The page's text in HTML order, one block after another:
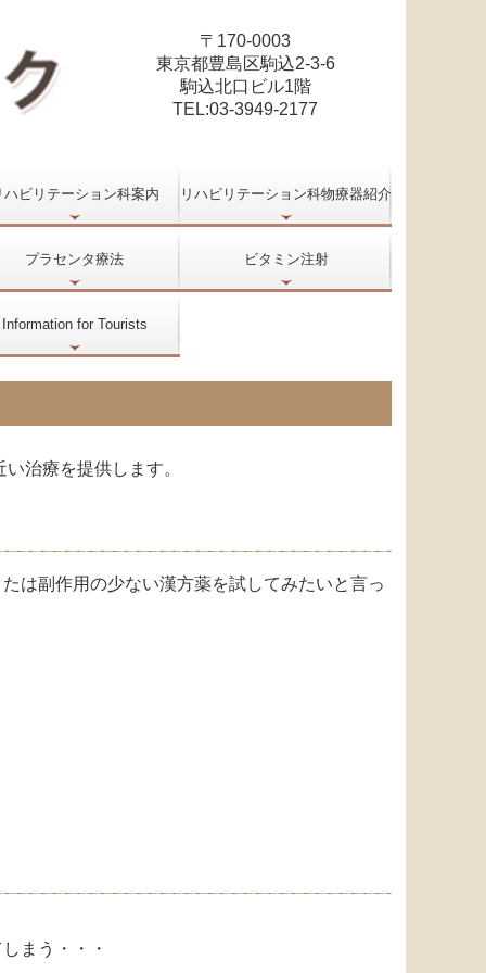
〒170-0003
東京都豊島区駒込2-3-6
駒込北口ビル1階
TEL:03-3949-2177
ハビリテーション科案内 リハビリテーション科物療器紹介
プラセンタ療法 ビタミン注射
Information for Tourists
治療を提供します。
は副作用の少ない漢方薬を試してみたいと言っ
まう・・・